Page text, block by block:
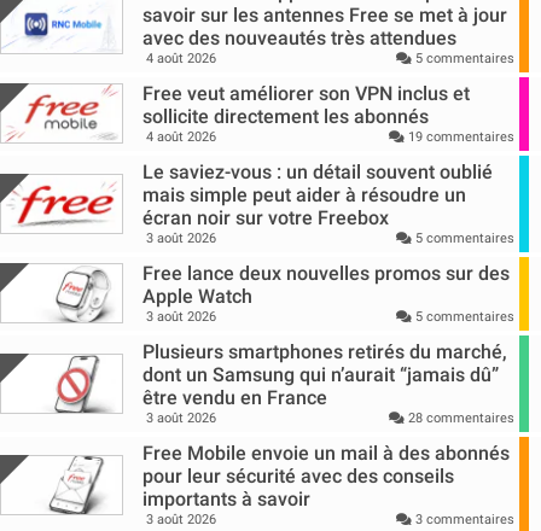
savoir sur les antennes Free se met à jour
avec des nouveautés très attendues
4 août 2026 5 commentaires
Free veut améliorer son VPN inclus et
sollicite directement les abonnés
4 août 2026 19 commentaires
Le saviez-vous : un détail souvent oublié
mais simple peut aider à résoudre un
écran noir sur votre Freebox
3 août 2026 5 commentaires
Free lance deux nouvelles promos sur des
Apple Watch
3 août 2026 5 commentaires
Plusieurs smartphones retirés du marché,
dont un Samsung qui n’aurait “jamais dû”
être vendu en France
3 août 2026 28 commentaires
Free Mobile envoie un mail à des abonnés
pour leur sécurité avec des conseils
importants à savoir
3 août 2026 3 commentaires